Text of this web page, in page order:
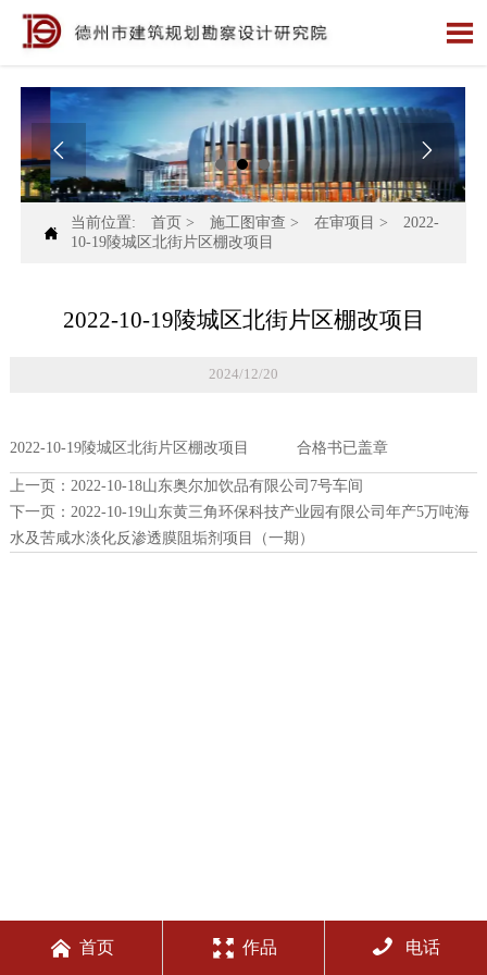

 

当前位置: 首页 > 施工图审查 > 在审项目 >
2022-
10-19陵城区北街片区棚改项目
2022-10-19陵城区北街片区棚改项目
2024/12/20
2022-10-19陵城区北街片区棚改项目 合格书已盖章
上一页： 2022-10-18山东奥尔加饮品有限公司7号车间
下一页： 2022-10-19山东黄三角环保科技产业园有限公司年产5万吨海
水及苦咸水淡化反渗透膜阻垢剂项目（一期）
 首页  作品  电话